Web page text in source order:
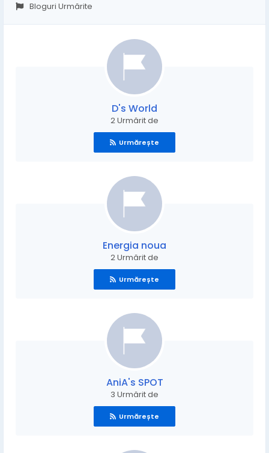
Bloguri Urmărite
D's World
2 Urmărit de
Urmărește
Energia noua
2 Urmărit de
Urmărește
AniA's SPOT
3 Urmărit de
Urmărește